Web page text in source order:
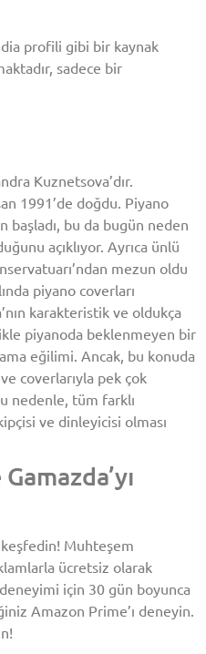
profili gibi bir kaynak
sadece bir
Kuznetsova’dır.
1991’de doğdu. Piyano
başladı, bu da bugün neden
açıklıyor. Ayrıca ünlü
mezun oldu
piyano coverları
karakteristik ve oldukça
piyanoda beklenmeyen bir
eğilimi. Ancak, bu konuda
coverlarıyla pek çok
nedenle, tüm farklı
ve dinleyicisi olması
keşfedin! Muhteşem
ücretsiz olarak
için 30 gün boyunca
Amazon Prime’ı deneyin.